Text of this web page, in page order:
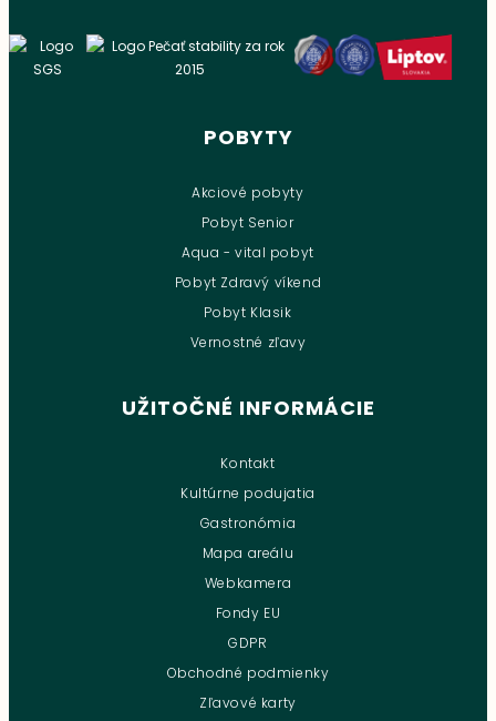
POBYTY
Akciové pobyty
Pobyt Senior
Aqua - vital pobyt
Pobyt Zdravý víkend
Pobyt Klasik
Vernostné zľavy
UŽITOČNÉ INFORMÁCIE
Kontakt
Kultúrne podujatia
Gastronómia
Mapa areálu
Webkamera
Fondy EU
GDPR
Obchodné podmienky
Zľavové karty